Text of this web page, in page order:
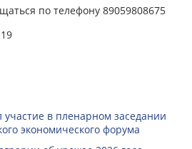
по телефону 89059808675
в пленарном заседании
экономического форума